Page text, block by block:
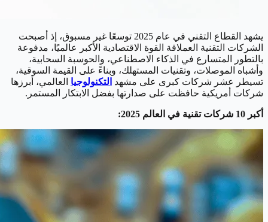
يشهد القطاع التقني في عام 2025 توسعًا غير مسبوق، إذ أصبحت
الشركات التقنية العملاقة القوة الاقتصادية الأكبر عالميًا، مدفوعة
بالتطور المتسارع في الذكاء الاصطناعي، والحوسبة السحابية،
وأشباه الموصلات، وتقنيات المستهلك، وبناءً على القيمة السوقية،
تسيطر عشر شركات كبرى على مشهد التكنولوجيا العالمي، أبرزها
شركات أمريكية حافظت على صدارتها بفضل الابتكار المستمر.
أكبر 10 شركات تقنية في العالم 2025: